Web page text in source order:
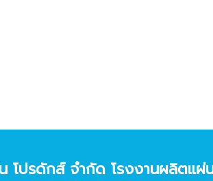
โปรดักส์ จํากัด โรงงานผลิตแผ่